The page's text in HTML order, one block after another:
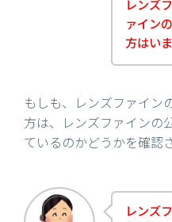
レンズ
ァイン
方はい
もしも、レンズファイン
方は、レンズファインの
ているのかどうかを確認
レンズ